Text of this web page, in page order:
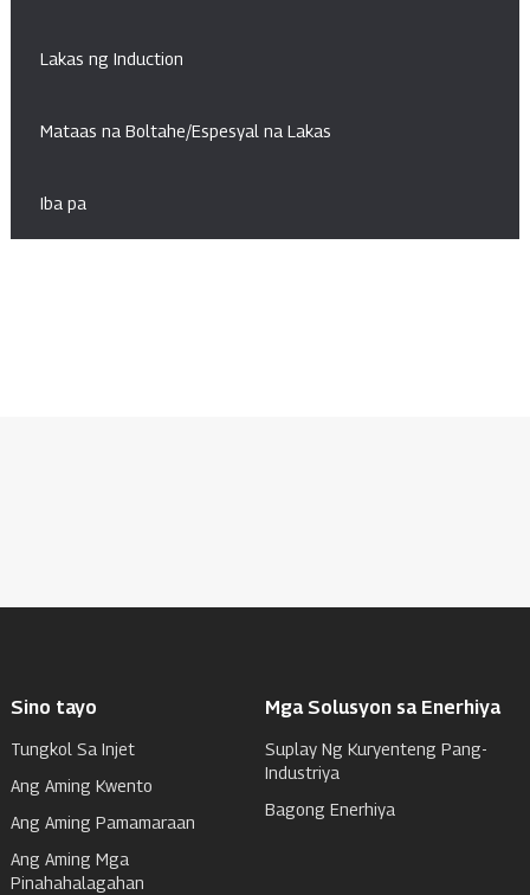
Lakas ng Induction
Mataas na Boltahe/Espesyal na Lakas
Iba pa
Sino tayo
Tungkol Sa Injet
Ang Aming Kwento
Ang Aming Pamamaraan
Ang Aming Mga
Pinahahalagahan
Mga Solusyon sa Enerhiya
Suplay Ng Kuryenteng Pang-
Industriya
Bagong Enerhiya